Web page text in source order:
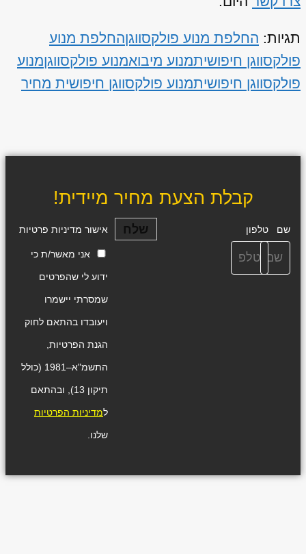
תגיות: החלפת מנוע פולקסווגןהחלפת מנוע
פולקסווגן חיפושיתמנוע מיבואמנוע פולקסווגןמנוע
פולקסווגן חיפושיתמנוע פולקסווגן חיפושית מחיר
קבלת הצעת מחיר מיידית!
שם טלפון אישור מדיניות פרטיות
אני מאשר/ת כי
ידוע לי שהפרטים
שמסרתי יישמרו
ויעובדו בהתאם לחוק
הגנת הפרטיות,
התשמ"א–1981 (כולל
תיקון 13), ובהתאם
למדיניות הפרטיות
שלנו.
שלח